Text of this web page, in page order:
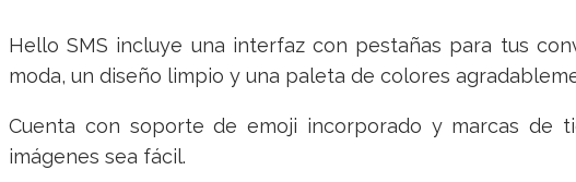
Hello SMS incluye una interfaz con pestañas para tus
moda, un diseño limpio y una paleta de colores
Cuenta con soporte de emoji incorporado y marcas de
imágenes sea fácil.